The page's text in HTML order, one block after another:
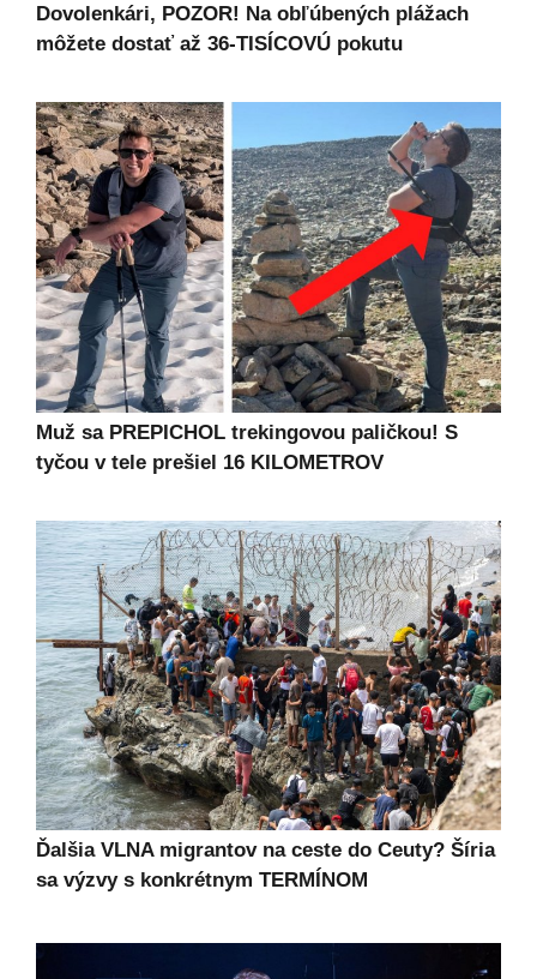
Dovolenkári, POZOR! Na obľúbených plážach
môžete dostať až 36-TISÍCOVÚ pokutu
Muž sa PREPICHOL trekingovou paličkou! S
tyčou v tele prešiel 16 KILOMETROV
Ďalšia VLNA migrantov na ceste do Ceuty? Šíria
sa výzvy s konkrétnym TERMÍNOM